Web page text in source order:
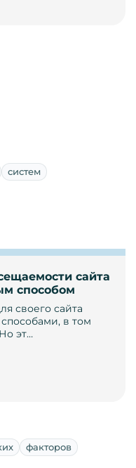
систем
сайта
способом
своего сайта
в том
эт…
факторов